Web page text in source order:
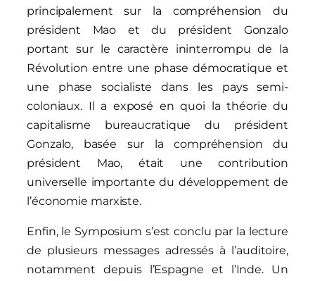
principalement sur la compréhension du
président Mao et du président Gonzalo
portant sur le caractère ininterrompu de la
Révolution entre une phase démocratique et
une phase socialiste dans les pays semi-
coloniaux. Il a exposé en quoi la théorie du
capitalisme bureaucratique du président
Gonzalo, basée sur la compréhension du
président Mao, était une contribution
universelle importante du développement de
l’économie marxiste.
Enfin, le Symposium s’est conclu par la lecture
de plusieurs messages adressés à l’auditoire,
notamment depuis l’Espagne et l’Inde. Un